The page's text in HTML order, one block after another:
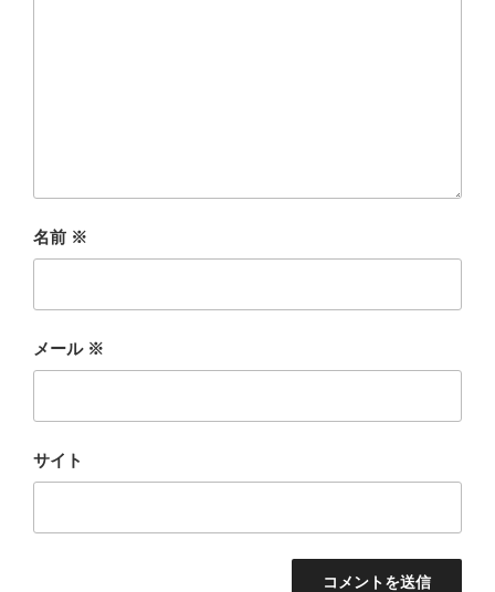
名前 ※
メール ※
サイト